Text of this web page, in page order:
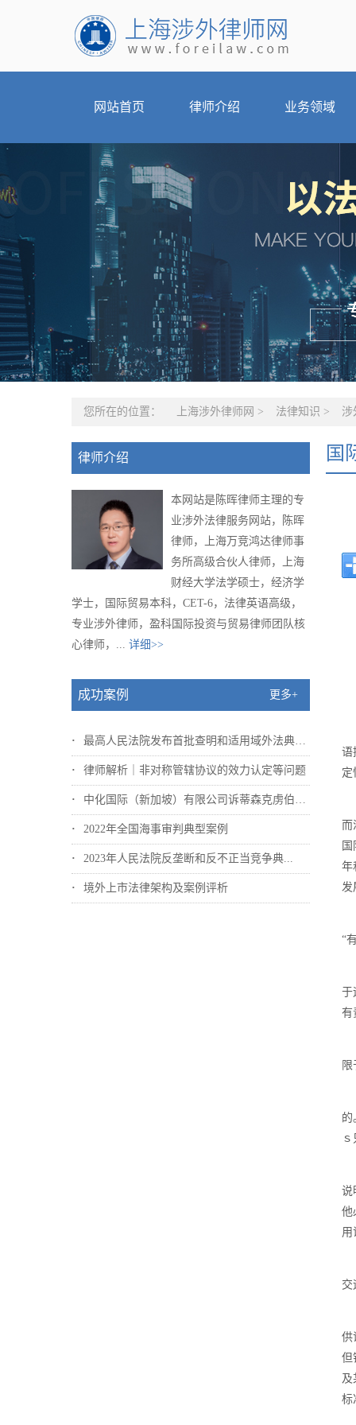
网站首页 律师介绍 业务领域
您所在的位置： 上海涉外律师网 > 法律知识 > 涉
律师介绍
本网站是陈晖律师主理的专
业涉外法律服务网站，陈晖
律师，上海万竞鸿达律师事
务所高级合伙人律师，上海
财经大学法学硕士，经济学
学士，国际贸易本科，CET-6，法律英语高级，
专业涉外律师，盈科国际投资与贸易律师团队核
心律师，... 详细>>
成功案例 更多+
最高人民法院发布首批查明和适用域外法典型...
律师解析｜非对称管辖协议的效力认定等问题
中化国际（新加坡）有限公司诉蒂森克虏伯冶...
2022年全国海事审判典型案例
2023年人民法院反垄断和反不正当竞争典...
境外上市法律架构及案例评析
国
语
定
而
年
发
“
于
有
的
说
他
用
交
供
但
及
标